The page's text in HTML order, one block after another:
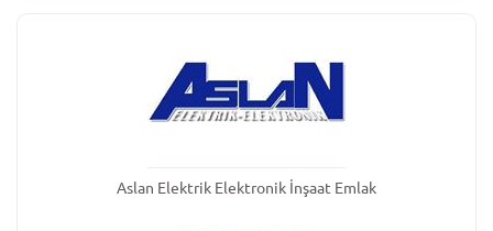
Aslan Elektrik Elektronik İnşaat Emlak